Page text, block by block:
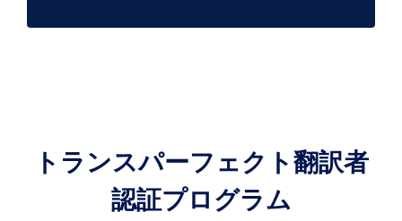
トランスパーフェクト翻訳者
認証プログラム